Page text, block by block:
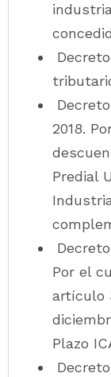
2018.
Predial
Por el
artículo
Plazo